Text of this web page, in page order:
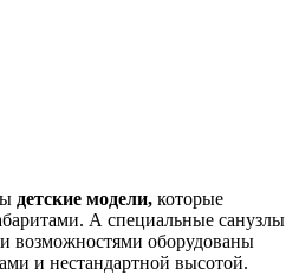
детские модели, которые
А специальные санузлы
возможностями оборудованы
и нестандартной высотой.